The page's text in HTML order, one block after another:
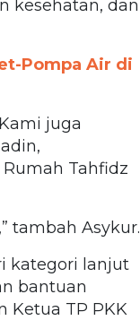
kesehatan, dan
Pompa Air di
juga
Tahfidz
tambah Asykur.
kategori lanjut
bantuan
Ketua TP PKK